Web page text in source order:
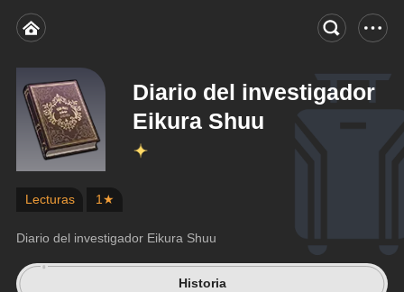
Diario del investigador
Eikura Shuu
Lecturas 1★
Diario del investigador Eikura Shuu
Historia